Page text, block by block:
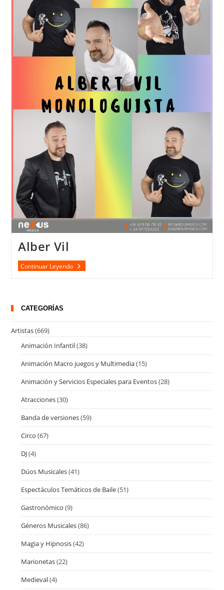
Alber Vil
Continuar LeyendoAlber
CATEGORÍAS
Artistas(669)
Animación Infantil(38)
Animación Macro juegos y Multimedia(15)
Animación y Servicios Especiales para Eventos(28)
Atracciones(30)
Banda de versiones(59)
Circo (67)
DJ(4)
Dúos Musicales(41)
Espectáculos Temáticos de Baile(51)
Gastronómico (9)
Géneros Musicales(86)
Magia y Hipnosis(42)
Marionetas(22)
Medieval(4)